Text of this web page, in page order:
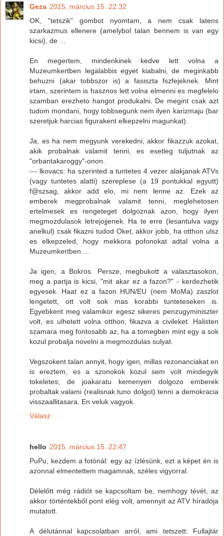
Geza 2015. március 15. 22:32
OK, "tetszik" gombot nyomtam, a nem csak latens
szarkazmus ellenere (amelybol talan bennem is van egy
kicsi), de ...
En megertem, mindenkinek kedve lett volna a
Muzeumkertben legalabbis egyet kiabalni, de meginkabb
behuzni (akar tobbszor is) a fasiszta fszfejeknek. Mint
irtam, szerintem is hasznos lett volna elmenni es megfelelo
szamban erezheto hangot produkalni. De megint csak azt
tudom mondani, hogy tobbsegunk nem ilyen karizmaju (bar
szeretjuk harcias figurakent elkepzelni magunkat).
Ja, es ha nem megyunk verekedni, akkor fikazzuk azokat,
akik probalnak valamit tenni, es esetleg tuljutnak az
"orbantakaroggy"-onon.
--- lkovacs: ha szerinted a tuntetes 4 vezer alakjanak ATVs
(vagy tuntetes alatti) szereplese (a 19 pontukkal egyutt)
f@szsag, akkor add elo, mi nem lenne az. Ezek az
emberek megprobalnak valamit tenni, meglehetosen
ertelmesek es rengeteget dolgoznak azon, hogy ilyen
megmozdulasok letrejojjenek. Ha te erre (lesantulva vagy
anelkul) csak fikazni tudod Oket, akkor jobb, ha otthon ulsz
es elkepzeled, hogy mekkora pofonokat adtal volna a
Muzeumkertben ...
Ja igen, a Bokros. Persze, megbukott a valasztasokon,
meg a partja is kicsi, "mit akar ez a fazon?" - kerdezhetik
egyesek. Haat ez a fazon HUN/EU (nem MoMa) zaszlot
lengetett, ott volt sok mas korabbi tunteteseken is.
Egyebkent meg valamikor egesz sikeres penzugyminiszter
volt, es ulhetett volna otthon, fikazva a civileket. Halisten
szamara meg fontosabb az, ha a tomegben mint egy a sok
kozul probalja novelni a megmozdulas sulyat.
Vegszokent talan annyit, hogy igen, millas rezonanciakat en
is ereztem, es a szonokok kozul sem volt mindegyik
tokeletes; de joakaratu kemenyen dolgozo emberek
probaltak valami (realisnak tuno dolgot) tenni a demokracia
visszaallitasara. En veluk vagyok.
Válasz
hello 2015. március 15. 22:47
PuPu, kezdem a fotónál: egy az ízlésünk, ezt a képet én is
azonnal elmentettem magamnak, széles vigyorral.
Délelőtt még rádiót se kapcsoltam be, nemhogy tévét, az
akkor történtekből pont elég volt, amennyit az ATV híradója
mutatott.
A délutánnal kapcsolatban arról, ami tetszett: Fullajtár